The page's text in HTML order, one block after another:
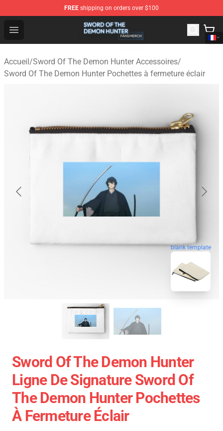
FREE shipping on orders over $100
Open menu
Sword Of The Demon Hunter Shop - Official Sword Of
Accueil/Sword Of The Demon Hunter Accessoires/
Sword Of The Demon Hunter Pochettes à fermeture éclair
blank template
Sword Of The Demon Hunter
Ligne De Signature Sword Of
The Demon Hunter Pochettes
À Fermeture Éclair